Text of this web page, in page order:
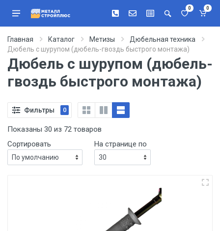
0 0
Главная Каталог Метизы
Дюбельная техника
Дюбель с шурупом (дюбель-гвоздь быстрого монтажа)
Дюбель с шурупом (дюбель-
гвоздь быстрого монтажа)
Фильтры 0
Показаны 30 из 72 товаров
Сортировать
На странице по